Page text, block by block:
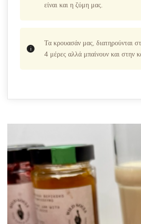
είναι και η ζύμη μας.
Τα κρουασάν μας, διατηρούνται
4 μέρες αλλά μπαίνουν και στην